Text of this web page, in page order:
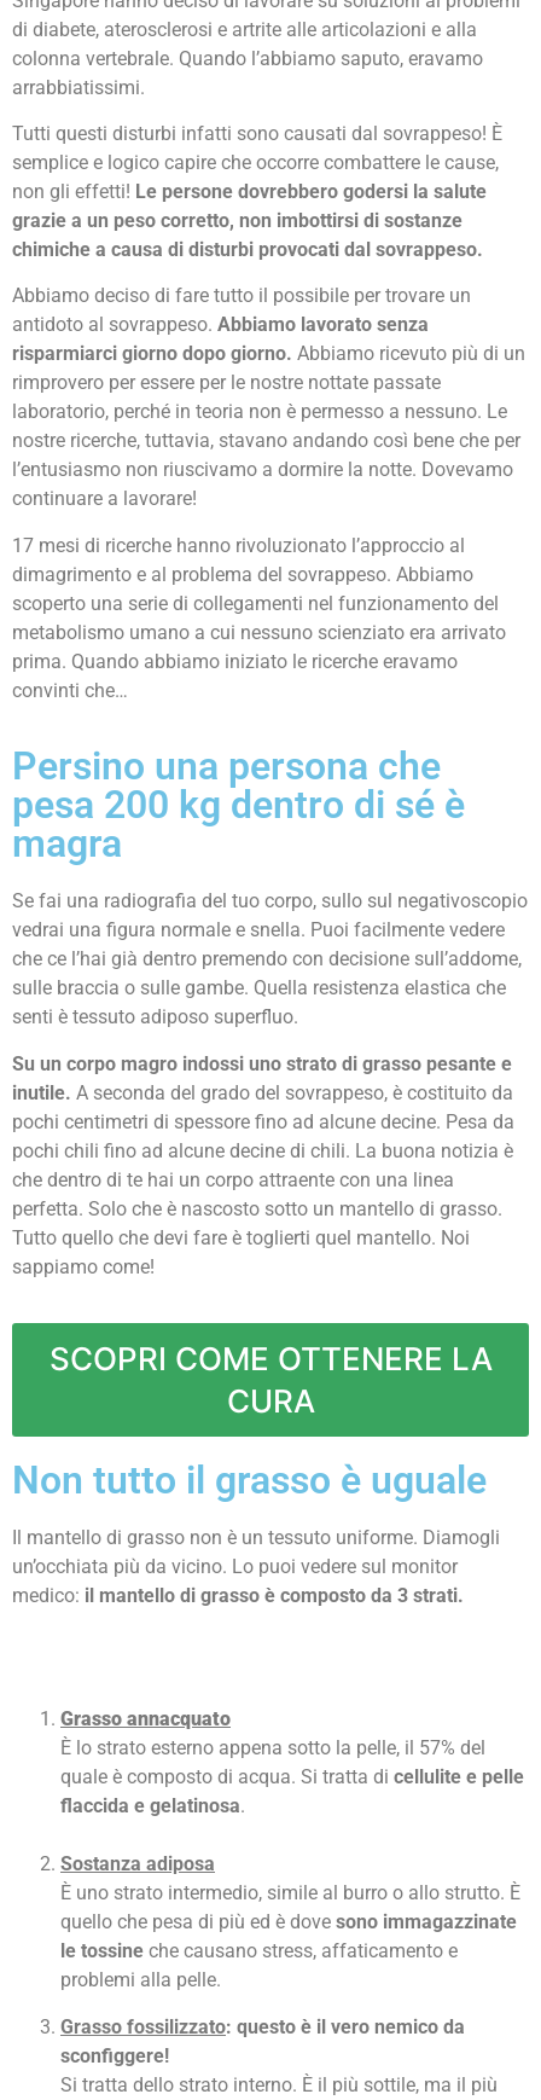
di diabete, aterosclerosi e artrite alle articolazioni e alla
colonna vertebrale. Quando l’abbiamo saputo, eravamo
arrabbiatissimi.
Tutti questi disturbi infatti sono causati dal sovrappeso! È
semplice e logico capire che occorre combattere le cause,
non gli effetti! Le persone dovrebbero godersi la salute
grazie a un peso corretto, non imbottirsi di sostanze
chimiche a causa di disturbi provocati dal sovrappeso.
Abbiamo deciso di fare tutto il possibile per trovare un
antidoto al sovrappeso. Abbiamo lavorato senza
risparmiarci giorno dopo giorno. Abbiamo ricevuto più di un
rimprovero per essere per le nostre nottate passate
laboratorio, perché in teoria non è permesso a nessuno. Le
nostre ricerche, tuttavia, stavano andando così bene che per
l’entusiasmo non riuscivamo a dormire la notte. Dovevamo
continuare a lavorare!
17 mesi di ricerche hanno rivoluzionato l’approccio al
dimagrimento e al problema del sovrappeso. Abbiamo
scoperto una serie di collegamenti nel funzionamento del
metabolismo umano a cui nessuno scienziato era arrivato
prima. Quando abbiamo iniziato le ricerche eravamo
convinti che…
Persino una persona che
pesa 200 kg dentro di sé è
magra
Se fai una radiografia del tuo corpo, sullo sul negativoscopio
vedrai una figura normale e snella. Puoi facilmente vedere
che ce l’hai già dentro premendo con decisione sull’addome,
sulle braccia o sulle gambe. Quella resistenza elastica che
senti è tessuto adiposo superfluo.
Su un corpo magro indossi uno strato di grasso pesante e
inutile. A seconda del grado del sovrappeso, è costituito da
pochi centimetri di spessore fino ad alcune decine. Pesa da
pochi chili fino ad alcune decine di chili. La buona notizia è
che dentro di te hai un corpo attraente con una linea
perfetta. Solo che è nascosto sotto un mantello di grasso.
Tutto quello che devi fare è toglierti quel mantello. Noi
sappiamo come!
SCOPRI COME OTTENERE LA
CURA
Non tutto il grasso è uguale
Il mantello di grasso non è un tessuto uniforme. Diamogli
un’occhiata più da vicino. Lo puoi vedere sul monitor
medico: il mantello di grasso è composto da 3 strati.
Grasso annacquato
È lo strato esterno appena sotto la pelle, il 57% del
quale è composto di acqua. Si tratta di cellulite e pelle
flaccida e gelatinosa.
Sostanza adiposa
È uno strato intermedio, simile al burro o allo strutto. È
quello che pesa di più ed è dove sono immagazzinate
le tossine che causano stress, affaticamento e
problemi alla pelle.
Grasso fossilizzato: questo è il vero nemico da
sconfiggere!
Si tratta dello strato interno. È il più sottile, ma il più